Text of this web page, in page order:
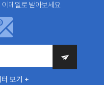
메일로 받아보세요
보기 +